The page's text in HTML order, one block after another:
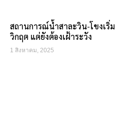
สถานการณ์น้ำสาละวิน-โขงเริ่
วิกฤต แต่ยังต้องเฝ้าระวัง
1 สิงหาคม, 2025